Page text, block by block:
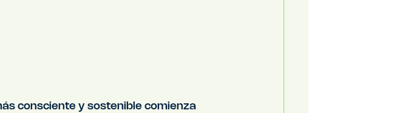
consciente y sostenible comienza